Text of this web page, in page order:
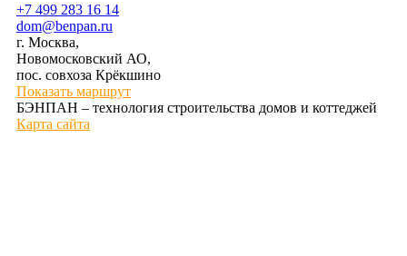
+7 499 283 16 14
dom@benpan.ru
г. Москва,
Новомосковский АО,
пос. совхоза Крёкшино
Показать маршрут
БЭНПАН – технология строительства домов и коттеджей
Карта сайта